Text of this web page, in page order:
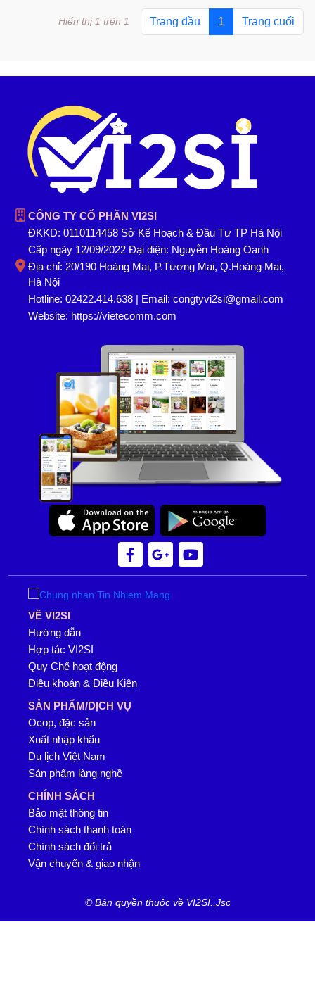
Trang đầu 1 Trang cuối
Hiển thị 1 trên 1
CÔNG TY CỔ PHẦN VI2SI
ĐKKD: 0110114458 Sở Kế Hoạch & Đầu Tư TP Hà Nội
Cấp ngày 12/09/2022 Đại diện: Nguyễn Hoàng Oanh
Địa chỉ: 20/190 Hoàng Mai, P.Tương Mai, Q.Hoàng Mai,
Hà Nội
Hotline: 02422.414.638 | Email: congtyvi2si@gmail.com
Website: https://vietecomm.com
VỀ VI2SI
Hướng dẫn
Hợp tác VI2SI
Quy Chế hoạt động
Điều khoản & Điều Kiện
SẢN PHẨM/DỊCH VỤ
Ocop, đặc sản
Xuất nhập khẩu
Du lịch Việt Nam
Sản phẩm làng nghề
CHÍNH SÁCH
Bảo mật thông tin
Chính sách thanh toán
Chính sách đổi trả
Vận chuyển & giao nhận
© Bản quyền thuộc về VI2SI.,Jsc